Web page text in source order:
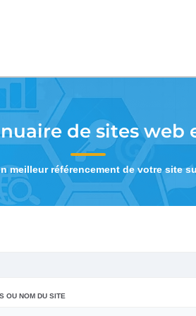
de sites web
meilleur référencement de votre site
OU NOM DU SITE